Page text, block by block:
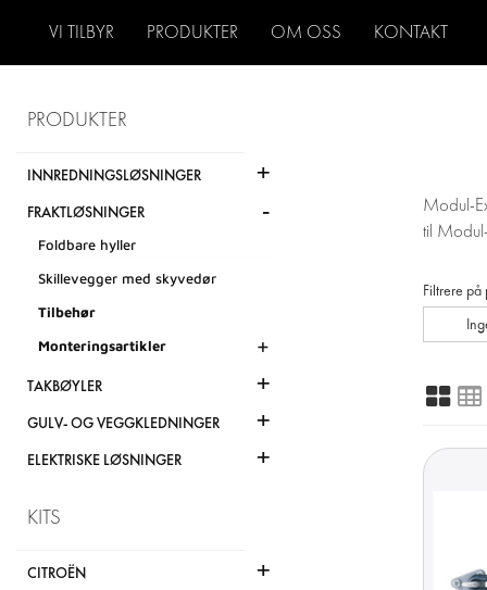
VI TILBYR PRODUKTER OM OSS KONTAKT
PRODUKTER
INNREDNINGSLØSNINGER +
FRAKTLØSNINGER -
Foldbare hyller
Skillevegger med skyvedør
Tilbehør
Monteringsartikler
+
TAKBØYLER +
GULV- OG VEGGKLEDNINGER +
ELEKTRISKE LØSNINGER +
KITS
CITROËN +
Modul-
til
Filtrere på